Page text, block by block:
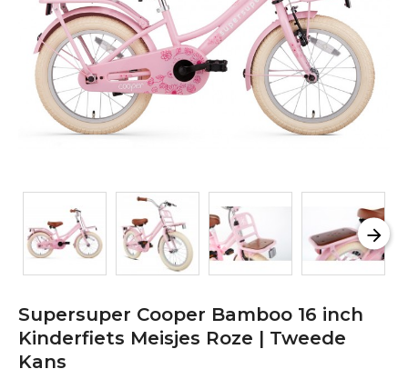
Supersuper Cooper Bamboo 16 inch
Kinderfiets Meisjes Roze | Tweede
Kans